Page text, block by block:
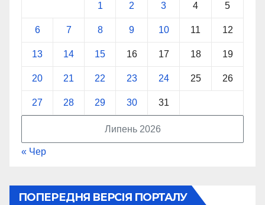
Липень 2026
1 2 3 4 5
6 7 8 9 10 11 12
13 14 15 16 17 18 19
20 21 22 23 24 25 26
27 28 29 30 31
« Чер
ПОПЕРЕДНЯ ВЕРСІЯ ПОРТАЛУ